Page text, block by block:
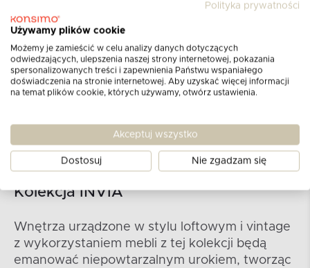
Kolekcja INVIA
Wnętrza urządzone w stylu loftowym i vintage
z wykorzystaniem mebli z tej kolekcji będą
emanować niepowtarzalnym urokiem, tworząc
Polityka prywatności
Używamy plików cookie
Możemy je zamieścić w celu analizy danych dotyczących
odwiedzających, ulepszenia naszej strony internetowej, pokazania
spersonalizowanych treści i zapewnienia Państwu wspaniałego
doświadczenia na stronie internetowej. Aby uzyskać więcej informacji
na temat plików cookie, których używamy, otwórz ustawienia.
Akceptuj wszystko
Dostosuj Nie zgadzam się